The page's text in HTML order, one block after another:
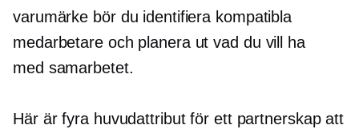
varumärke bör du identifiera kompatibla
medarbetare och planera ut vad du vill ha
med samarbetet.
Här är fyra huvudattribut för ett partnerskap att